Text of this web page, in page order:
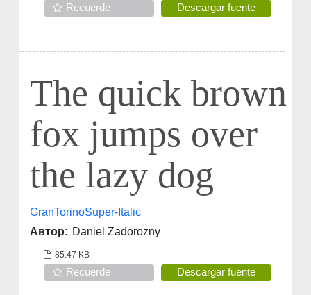
Recuerde Descargar fuente
The quick brown
fox jumps over
the lazy dog
GranTorinoSuper-Italic
Автор: Daniel Zadorozny
85.47 KB
Recuerde Descargar fuente